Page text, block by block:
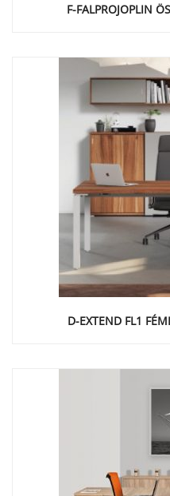
F-FALPROJOPLIN
D-EXTEND FL1